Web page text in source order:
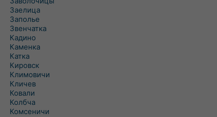
Заелица
Заполье
Звенчатка
Кадино
Каменка
Катка
Кировск
Климовичи
Кличев
Ковали
Колбча
Комсеничи